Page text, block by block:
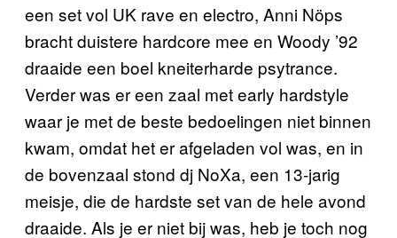
een set vol UK rave en electro, Anni Nöps
bracht duistere hardcore mee en Woody ’92
draaide een boel kneiterharde psytrance.
Verder was er een zaal met early hardstyle
waar je met de beste bedoelingen niet binnen
kwam, omdat het er afgeladen vol was, en in
de bovenzaal stond dj NoXa, een 13-jarig
meisje, die de hardste set van de hele avond
draaide. Als je er niet bij was, heb je toch nog